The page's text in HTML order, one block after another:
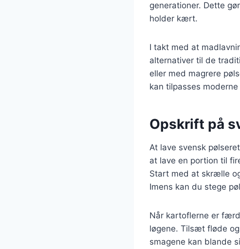
generationer. Dette
holder kært.
I takt med at
alternativer til de
eller med magrere
kan tilpasses
Opskrift på
At lave svensk
at lave en portion til
Start med at skrælle
Imens kan du stege
Når kartoflerne er
løgene. Tilsæt fløde
smagene kan blande